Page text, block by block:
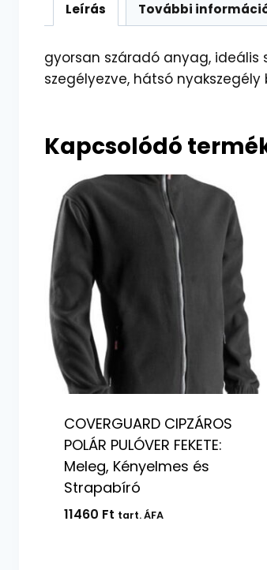
Leírás További
gyorsan száradó anyag, ideális
szegélyezve, hátsó
Kapcsolódó
COVERGUARD CIPZÁROS
POLÁR PULÓVER FEKETE:
Meleg, Kényelmes és
Strapabíró
11460 Ft tart. ÁFA